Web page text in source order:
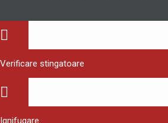
Verificare stingatoare
Ignifugare